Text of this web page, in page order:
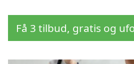
Få 3 tilbud, gratis og